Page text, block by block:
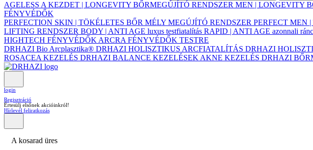
AGELESS A KEZDET | LONGEVITY BŐRMEGÚJÍTÓ RENDSZER MEN | LONGEVITY
FÉNYVÉDŐK
PERFECTION SKIN | TÖKÉLETES BŐR MÉLY MEGÚJÍTÓ RENDSZER PERFECT MEN
LIFTING RENDSZER BODY | ANTI AGE luxus testfiatalítás RAPID | ANTI AGE azonnali
HIGHTECH FÉNYVÉDŐK ARCRA FÉNYVÉDŐK TESTRE
DRHAZI Bio Arcplasztika® DRHAZI HOLISZTIKUS ARCFIATALÍTÁS DRHAZI
ROSACEA KEZELÉS DRHAZI BALANCE KEZELÉSEK AKNE KEZELÉS DRHAZI
login
Regisztráció
Értesülj elsőnek akcióinkról!
Hírlevél feliratkozás
A kosarad üres